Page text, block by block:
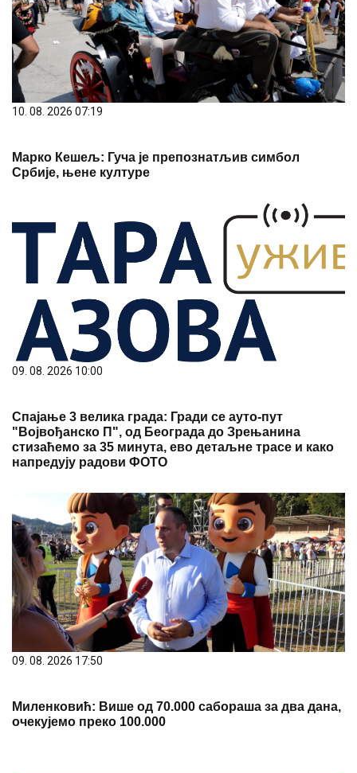
10. 08. 2026 07:19
Марко Кешељ: Гуча је препознатљив симбол
Србије, њене културе
09. 08. 2026 10:00
Спајање 3 велика града: Гради се ауто-пут
"Војвођанско П", од Београда до Зрењанина
стизаћемо за 35 минута, ево детаљне трасе и како
напредују радови ФОТО
09. 08. 2026 17:50
Миленковић: Више од 70.000 сабораша за два дана,
очекујемо преко 100.000